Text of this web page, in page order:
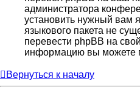
администратора
установить нужный вам
языкового пакета не
перевести phpBB на
информацию вы можете
Вернуться к началу